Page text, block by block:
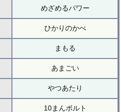
めざめるパワー
ひかりのかべ
まもる
あまごい
やつあたり
10まんボルト